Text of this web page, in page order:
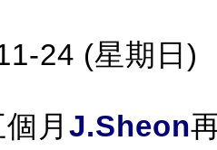
24 (星期日)
月 J.Sheon